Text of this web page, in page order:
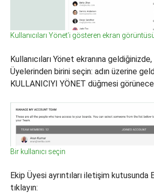
Kullanıcıları Yönet’i gösteren ekran
Kullanıcıları Yönet ekranına
Üyelerinden birini seçin: adın üzerine
KULLANICIYI YÖNET düğmesi
Bir kullanıcı seçin
Ekip Üyesi ayrıntıları iletişim kutusunda
tıklayın: